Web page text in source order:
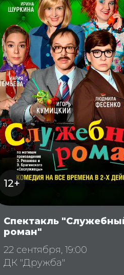
12+
Спектакль
роман"
22 сентября, 19:00
ДК "Дружба"